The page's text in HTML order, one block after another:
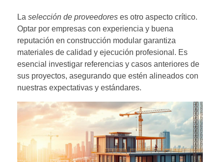
La selección de proveedores es otro aspecto crítico.
Optar por empresas con experiencia y buena
reputación en construcción modular garantiza
materiales de calidad y ejecución profesional. Es
esencial investigar referencias y casos anteriores de
sus proyectos, asegurando que estén alineados con
nuestras expectativas y estándares.